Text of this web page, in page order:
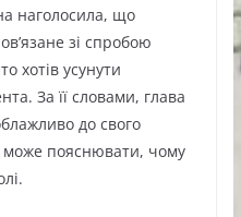
наголосила, що
зі спробою
хотів усунути
За її словами, глава
до свого
пояснювати, чому